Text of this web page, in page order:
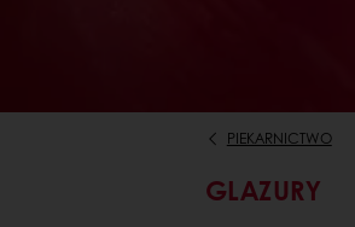
PIEKARNICTWO
GLAZURY